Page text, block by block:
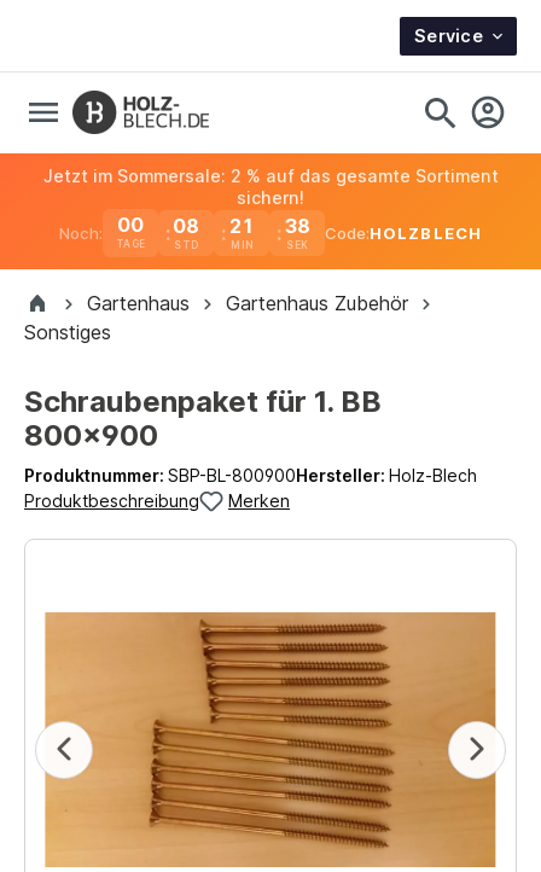
Service
Noch: 00
TAGE
08 21 38
Jetzt im Sommersale: 2 % auf das gesamte Sortiment
sichern!
Code:HOLZBLECH
Gartenhaus
Gartenhaus Zubehör
Sonstiges
Schraubenpaket für 1. BB
800x900
Produktnummer: SBP-BL-800900Hersteller: Holz-Blech
Produktbeschreibung
Merken